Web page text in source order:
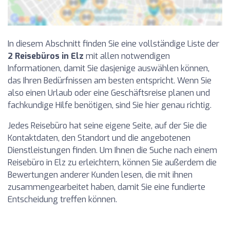
In diesem Abschnitt finden Sie eine vollständige Liste der
2 Reisebüros in Elz mit allen notwendigen
Informationen, damit Sie dasjenige auswählen können,
das Ihren Bedürfnissen am besten entspricht. Wenn Sie
also einen Urlaub oder eine Geschäftsreise planen und
fachkundige Hilfe benötigen, sind Sie hier genau richtig.
Jedes Reisebüro hat seine eigene Seite, auf der Sie die
Kontaktdaten, den Standort und die angebotenen
Dienstleistungen finden. Um Ihnen die Suche nach einem
Reisebüro in Elz zu erleichtern, können Sie außerdem die
Bewertungen anderer Kunden lesen, die mit ihnen
zusammengearbeitet haben, damit Sie eine fundierte
Entscheidung treffen können.